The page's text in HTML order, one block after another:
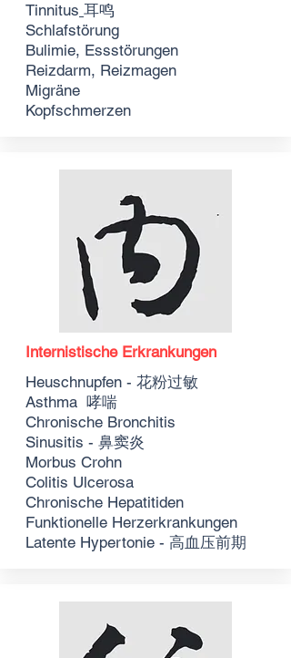
Tinnitus 耳鸣
Schlafstörung
Bulimie, Essstörungen
Reizdarm, Reizmagen
Migräne
Kopfschmerzen
Internistische Erkrankungen
Heuschnupfen - 花粉过敏
Asthma 哮喘
Chronische Bronchitis
Sinusitis - 鼻窦炎
Morbus Crohn
Colitis Ulcerosa
Chronische Hepatitiden
Funktionelle Herzerkrankungen
Latente Hypertonie - 高血压前期